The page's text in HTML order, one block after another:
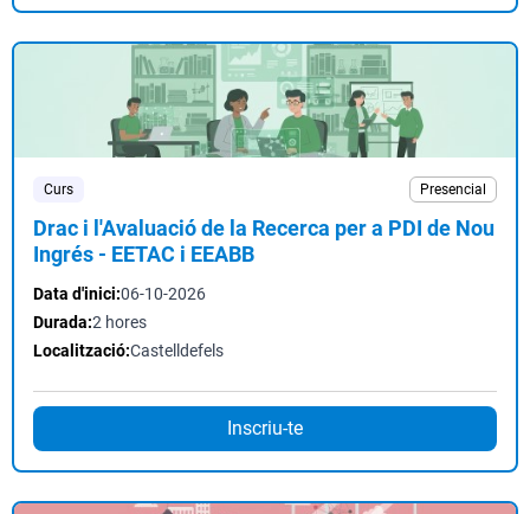
Curs Presencial
Drac i l'Avaluació de la Recerca per a PDI de Nou
Ingrés - EETAC i EEABB
Data d'inici:06-10-2026
Durada:2 hores
Localització:Castelldefels
Inscriu-te